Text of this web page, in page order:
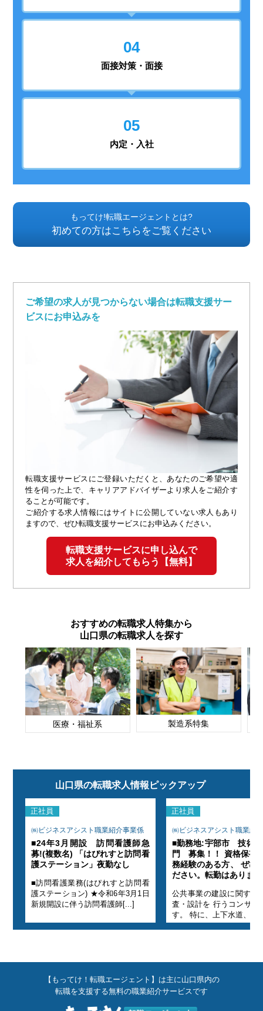
04
面接対策・面接
05
内定・入社
もってけ!転職エージェントとは?
初めての方はこちらをご覧ください
ご希望の求人が見つからない場合は転職支援サー
ビスにお申込みを
転職支援サービスにご登録いただくと、あなたのご希望や適
性を伺った上で、キャリアアドバイザーより求人をご紹介す
ることが可能です。
ご紹介する求人情報にはサイトに公開していない求人もあり
ますので、ぜひ転職支援サービスにお申込みください。
転職支援サービスに申し込んで
求人を紹介してもらう【無料】
おすすめの転職求人特集から
山口県の転職求人を探す
医療・福祉系 製造系特集
山口県の転職求人情報ピックアップ
正社員
㈱ビジネスアシスト職業紹介事業係
■24年3月開設 訪問看護師急
募!(複数名) 「はぴれすと訪問看
護ステーション」夜勤なし
■訪問看護業務(はぴれすと訪問看
護ステーション) ★令和6年3月1日
新規開設に伴う訪問看護師[...]
正社員
㈱ビジネスアシスト職業紹
■勤務地:宇部市 技術
門 募集！！ 資格保有
務経験のある方、 ぜひ
ださい。転勤はありま
公共事業の建設に関する
査・設計を 行うコンサル
す。 特に、上下水道、河
【もってけ！転職エージェント】は主に山口県内の
転職を支援する無料の職業紹介サービスです